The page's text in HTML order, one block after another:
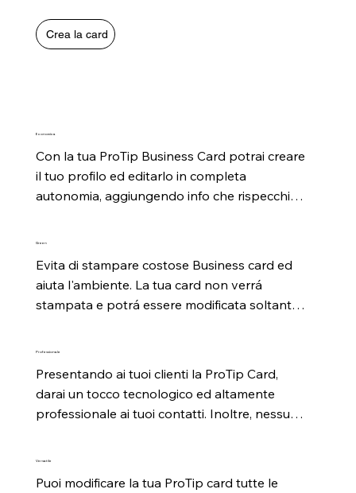
Crea la card
Economica
Con la tua ProTip Business Card potrai creare
il tuo profilo ed editarlo in completa
autonomia, aggiungendo info che rispecchino
Green
Evita di stampare costose Business card ed
aiuta l'ambiente. La tua card non verrá
stampata e potrá essere modificata soltanto
Professionale
Presentando ai tuoi clienti la ProTip Card,
darai un tocco tecnologico ed altamente
professionale ai tuoi contatti. Inoltre, nessuno
Versatile
Puoi modificare la tua ProTip card tutte le